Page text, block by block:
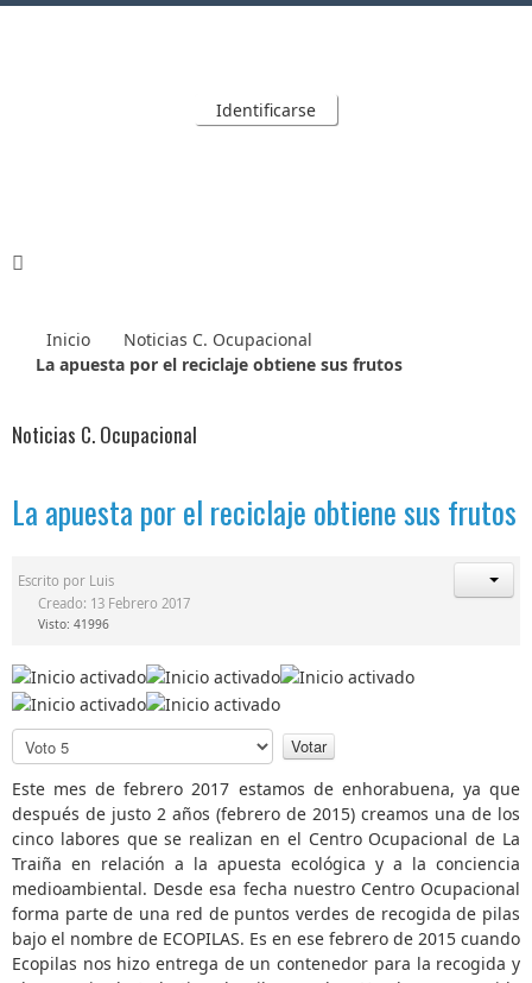
Identificarse
Inicio
Noticias C. Ocupacional
La apuesta por el reciclaje obtiene sus frutos
Noticias C. Ocupacional
La apuesta por el reciclaje obtiene sus frutos
Escrito por Luis
Creado: 13 Febrero 2017
Visto: 41996
R
a
t
i
o
:
5
/
5
o
r
f
a
v
o
r
,
v
Este mes de febrero 2017 estamos de enhorabuena, ya que
después de justo 2 años (febrero de 2015) creamos una de los
cinco labores que se realizan en el Centro Ocupacional de La
Traiña en relación a la apuesta ecológica y a la conciencia
medioambiental. Desde esa fecha nuestro Centro Ocupacional
forma parte de una red de puntos verdes de recogida de pilas
bajo el nombre de ECOPILAS. Es en ese febrero de 2015 cuando
Ecopilas nos hizo entrega de un contenedor para la recogida y